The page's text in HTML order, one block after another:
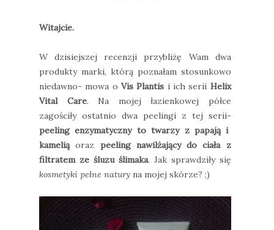
Witajcie.
W dzisiejszej recenzji przybliżę Wam dwa
produkty marki, którą poznałam stosunkowo
niedawno- mowa o Vis Plantis i ich serii Helix
Vital Care. Na mojej łazienkowej półce
zagościły ostatnio dwa peelingi z tej serii-
peeling enzymatyczny to twarzy z papają i
kameliąoraz peeling nawilżający do ciała z
filtratem ze śluzu ślimaka. Jak sprawdziły się
kosmetyki pełne natury na mojej skórze? ;)